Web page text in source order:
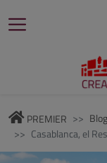
PREMIER
Blog
Casablanca, el